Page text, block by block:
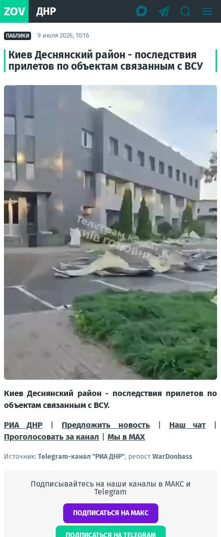
ZOV ДНР
ПАБЛИКИ 9 июля 2026, 10:16
Киев Деснянский район - последствия
прилетов по объектам связанным с ВСУ
Киев Деснянский район - последствия прилетов по
объектам связанным с ВСУ.
РИА ДНР
Предложить новость| Наш чат|
Проголосовать за канал
Мы в МАХ
Источник: Telegram-канал "РИА ДНР", репостWarDonbass
Подписывайтесь на наши каналы в МАКС и
Telegram
ПОДПИСАТЬСЯ НА МАКС
ПОДПИСАТЬСЯ НА TELEGRAM